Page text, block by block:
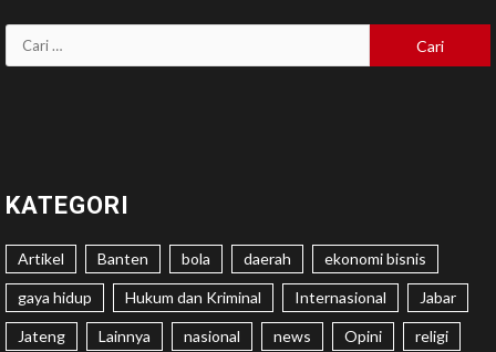
Cari
untuk:
KATEGORI
Artikel Banten bola daerah ekonomi bisnis
gaya hidup Hukum dan Kriminal Internasional Jabar
Jateng Lainnya nasional news Opini religi